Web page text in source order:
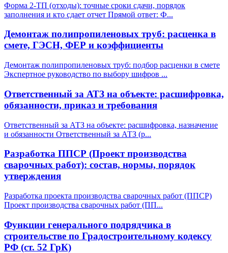
Форма 2-ТП (отходы): точные сроки сдачи, порядок
заполнения и кто сдает отчет Прямой ответ: Ф...
Демонтаж полипропиленовых труб: расценка в
смете, ГЭСН, ФЕР и коэффициенты
Демонтаж полипропиленовых труб: подбор расценки в смете
Экспертное руководство по выбору шифров ...
Ответственный за АТЗ на объекте: расшифровка,
обязанности, приказ и требования
Ответственный за АТЗ на объекте: расшифровка, назначение
и обязанности Ответственный за АТЗ (р...
Разработка ППСР (Проект производства
сварочных работ): состав, нормы, порядок
утверждения
Разработка проекта производства сварочных работ (ППСР)
Проект производства сварочных работ (ПП...
Функции генерального подрядчика в
строительстве по Градостроительному кодексу
РФ (ст. 52 ГрК)